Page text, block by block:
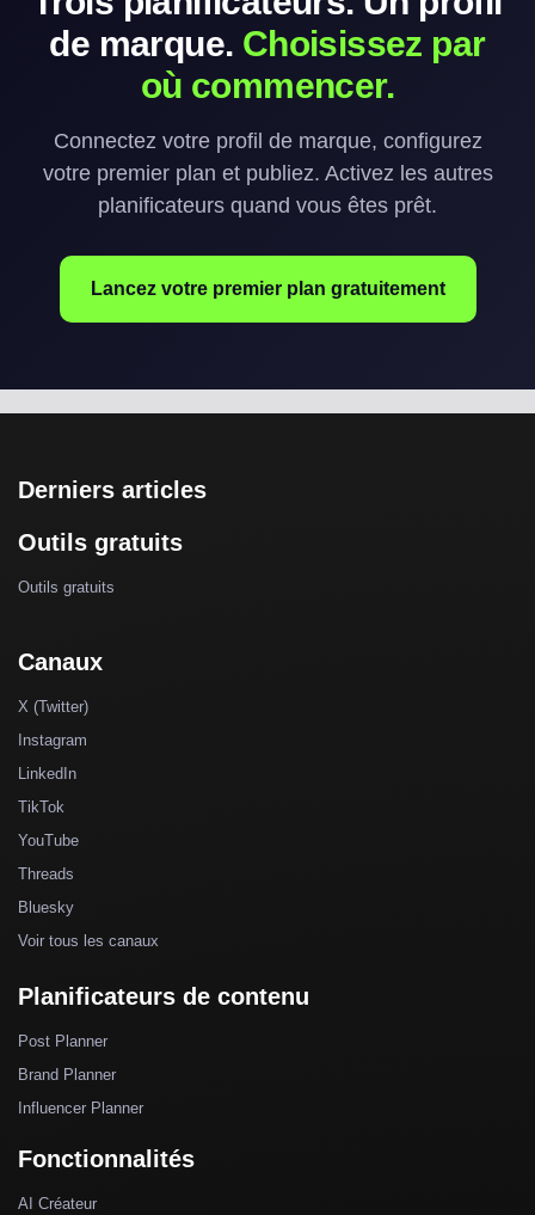
de marque. Choisissez par
où commencer.
Connectez votre profil de marque, configurez
votre premier plan et publiez. Activez les autres
planificateurs quand vous êtes prêt.
Lancez votre premier plan gratuitement
Derniers articles
Outils gratuits
Outils gratuits
Canaux
X (Twitter)
Instagram
LinkedIn
TikTok
YouTube
Threads
Bluesky
Voir tous les canaux
Planificateurs de contenu
Post Planner
Brand Planner
Influencer Planner
Fonctionnalités
AI Créateur